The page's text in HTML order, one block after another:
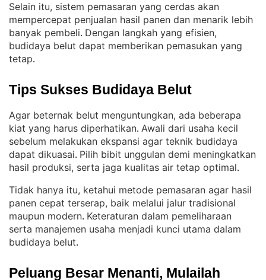
Selain itu, sistem pemasaran yang cerdas akan
mempercepat penjualan hasil panen dan menarik lebih
banyak pembeli. Dengan langkah yang efisien,
budidaya belut dapat memberikan pemasukan yang
tetap.
Tips Sukses Budidaya Belut
Agar beternak belut menguntungkan, ada beberapa
kiat yang harus diperhatikan. Awali dari usaha kecil
sebelum melakukan ekspansi agar teknik budidaya
dapat dikuasai. Pilih bibit unggulan demi meningkatkan
hasil produksi, serta jaga kualitas air tetap optimal.
Tidak hanya itu, ketahui metode pemasaran agar hasil
panen cepat terserap, baik melalui jalur tradisional
maupun modern. Keteraturan dalam pemeliharaan
serta manajemen usaha menjadi kunci utama dalam
budidaya belut.
Peluang Besar Menanti, Mulailah